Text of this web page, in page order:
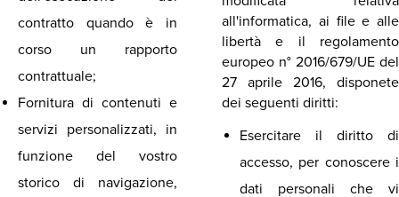
contratto quando è in
corso un rapporto
contrattuale;
Fornitura di contenuti e
servizi personalizzati, in
funzione del vostro
storico di navigazione,
all'informatica, ai file e alle
libertà e il regolamento
europeo n° 2016/679/UE del
27 aprile 2016, disponete
dei seguenti diritti:
Esercitare il diritto di
accesso, per conoscere i
dati personali che vi